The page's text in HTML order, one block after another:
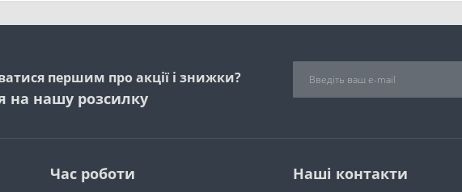
першим про акції і знижки?
на нашу розсилку
Час роботи Наші контакти